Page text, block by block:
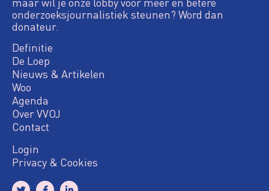
onderzoeksjournalistiek steunen? Word dan
donateur.
Definitie
De Loep
Nieuws & Artikelen
Woo
Agenda
Over VVOJ
Contact
Login
Privacy & Cookies